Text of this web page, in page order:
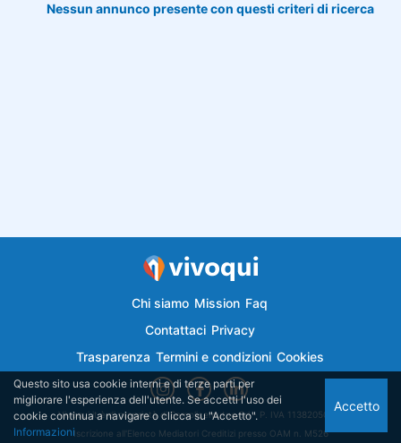
Nessun annunco presente con questi criteri di ricerca
Chi siamo Mission Faq
Contattaci Privacy
Trasparenza Termini e condizioni Cookies
Vivoqui.it è di proprietà di Semplicemutuo Srl - P. IVA 11382050018
Iscrizione all'Elenco Mediatori Creditizi presso OAM n. M526
Questo sito usa cookie interni e di terze parti per
migliorare l'esperienza dell'utente. Se accetti l'uso dei
cookie continua a navigare o clicca su "Accetto".
Informazioni
Accetto